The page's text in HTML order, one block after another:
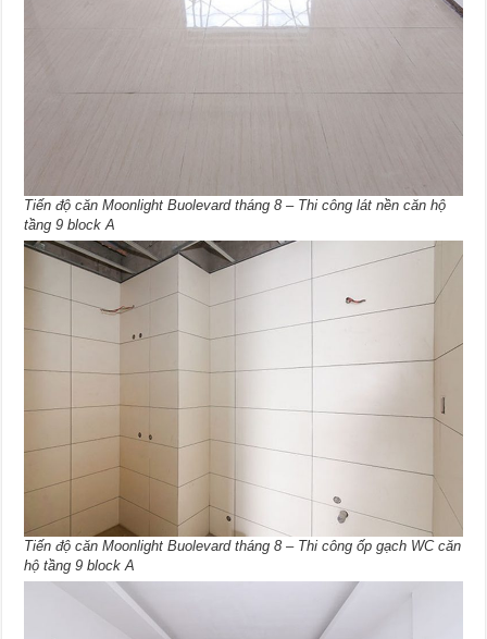
Tiến độ căn Moonlight Buolevard tháng 8 – Thi công lát nền căn hộ
tầng 9 block A
Tiến độ căn Moonlight Buolevard tháng 8 – Thi công ốp gạch WC căn
hộ tầng 9 block A